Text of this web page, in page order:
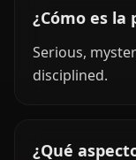
¿Cómo es la
Serious,
disciplined.
¿Qué